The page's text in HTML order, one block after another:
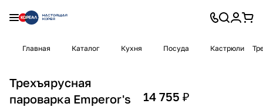
Главная Каталог Кухня Посуда Кастрюли
Трехъярусная
пароварка Emperor's
14 755 ₽